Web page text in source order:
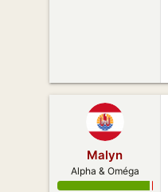
Malyn
Alpha & Oméga